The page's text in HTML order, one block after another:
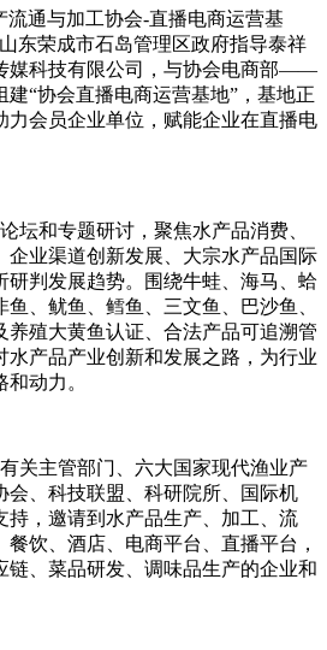
流通与加工协会-直播电商运营基
东荣成市石岛管理区政府指导泰祥
媒科技有限公司，与协会电商部——
“协会直播电商运营基地”，基地正
力会员企业单位，赋能企业在直播电
和专题研讨，聚焦水产品消费、
企业渠道创新发展、大宗水产品国际
研判发展趋势。围绕牛蛙、海马、蛤
、鱿鱼、鳕鱼、三文鱼、巴沙鱼、
养殖大黄鱼认证、合法产品可追溯管
水产品产业创新和发展之路，为行业
动力。
关主管部门、六大国家现代渔业产
会、科技联盟、科研院所、国际机
持，邀请到水产品生产、加工、流
饮、酒店、电商平台、直播平台，
链、菜品研发、调味品生产的企业和